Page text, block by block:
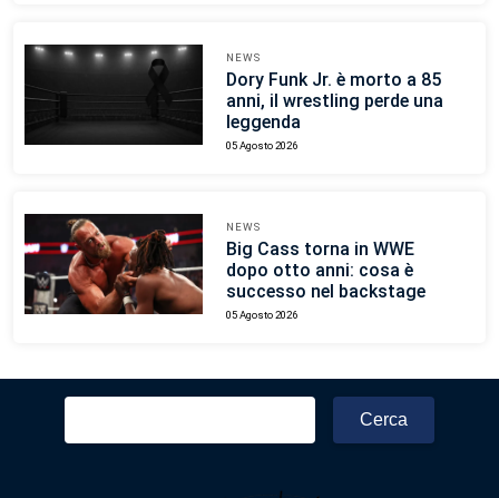
NEWS
Dory Funk Jr. è morto a 85
anni, il wrestling perde una
leggenda
05 Agosto 2026
NEWS
Big Cass torna in WWE
dopo otto anni: cosa è
successo nel backstage
05 Agosto 2026
Ricerca